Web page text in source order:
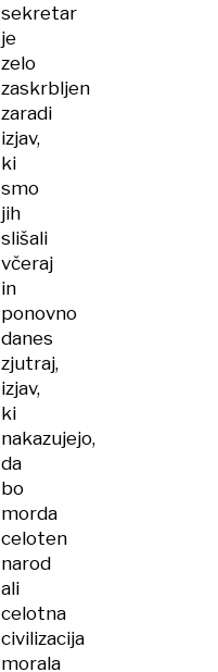
sekretar
je
zelo
zaskrbljen
zaradi
izjav,
ki
smo
jih
slišali
včeraj
in
ponovno
danes
zjutraj,
izjav,
ki
nakazujejo,
da
bo
morda
celoten
narod
ali
celotna
civilizacija
morala